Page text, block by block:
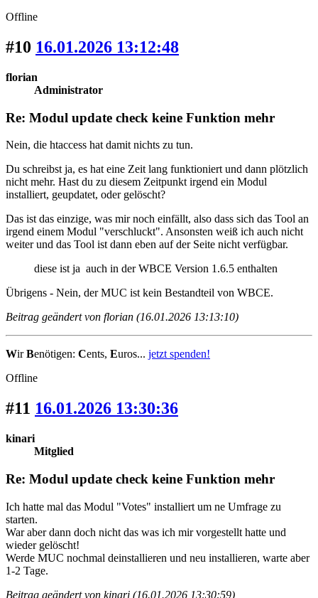
Offline
#10 16.01.2026 13:12:48
florian
Administrator
Re: Modul update check keine Funktion mehr
Nein, die htaccess hat damit nichts zu tun.
Du schreibst ja, es hat eine Zeit lang funktioniert und dann plötzlich
nicht mehr. Hast du zu diesem Zeitpunkt irgend ein Modul
installiert, geupdatet, oder gelöscht?
Das ist das einzige, was mir noch einfällt, also dass sich das Tool an
irgend einem Modul "verschluckt". Ansonsten weiß ich auch nicht
weiter und das Tool ist dann eben auf der Seite nicht verfügbar.
diese ist ja auch in der WBCE Version 1.6.5 enthalten
Übrigens - Nein, der MUC ist kein Bestandteil von WBCE.
Beitrag geändert von florian (16.01.2026 13:13:10)
WirBenötigen: Cents, Euros... jetzt spenden!
Offline
#11 16.01.2026 13:30:36
kinari
Mitglied
Re: Modul update check keine Funktion mehr
Ich hatte mal das Modul "Votes" installiert um ne Umfrage zu
starten.
War aber dann doch nicht das was ich mir vorgestellt hatte und
wieder gelöscht!
Werde MUC nochmal deinstallieren und neu installieren, warte aber
1-2 Tage.
Beitrag geändert von kinari (16.01.2026 13:30:59)